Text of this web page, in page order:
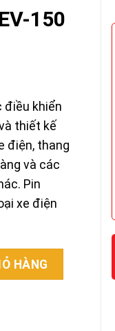
150
điều khiển
thiết kế
điện, thang
và các
Pin
xe điện
quantity
HÀNG